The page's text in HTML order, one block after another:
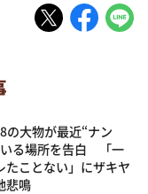
の大物が最近“ナン
る場所を告白 「一
たことない」にザキヤ
悲鳴